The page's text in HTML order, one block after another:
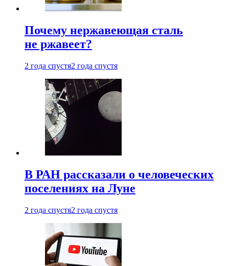
Почему нержавеющая сталь
не ржавеет?
2 года спустя2 года спустя
В РАН рассказали о человеческих
поселениях на Луне
2 года спустя2 года спустя